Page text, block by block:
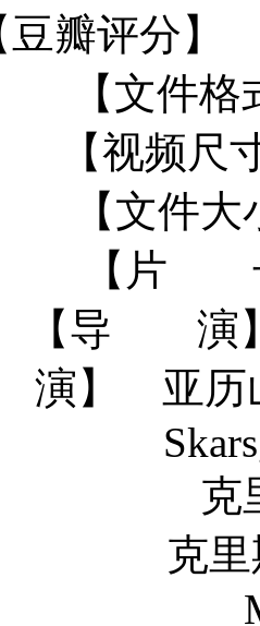
豆瓣评分】
【文件
【视频
【文件
【片
【导 演
】 亚历山
斯汀·
斯托弗·